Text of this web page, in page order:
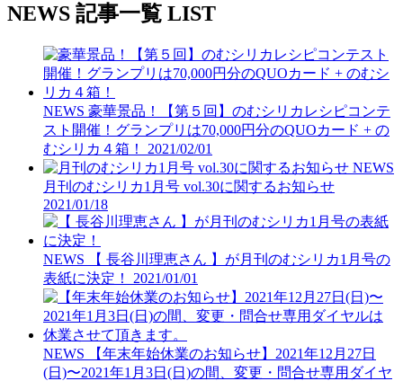
NEWS 記事一覧 LIST
NEWS 豪華景品！【第５回】のむシリカレシピコンテ
スト開催！グランプリは70,000円分のQUOカード + の
むシリカ４箱！
2021/02/01
NEWS
月刊のむシリカ1月号 vol.30に関するお知らせ
2021/01/18
NEWS
【 長谷川理恵さん 】が月刊のむシリカ1月号の
表紙に決定！
2021/01/01
NEWS
【年末年始休業のお知らせ】2021年12月27日
(日)〜2021年1月3日(日)の間、変更・問合せ専用ダイヤ